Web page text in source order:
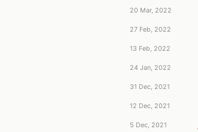
20 Mar, 2022
27 Feb, 2022
13 Feb, 2022
24 Jan, 2022
31 Dec, 2021
12 Dec, 2021
5 Dec, 2021